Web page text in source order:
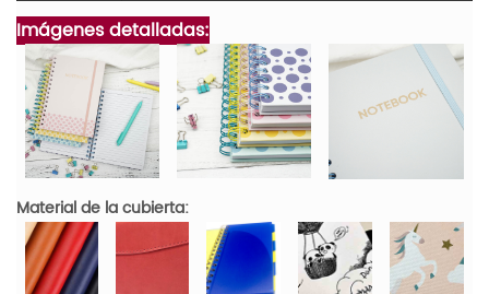
Imágenes detalladas:
Material de la cubierta: